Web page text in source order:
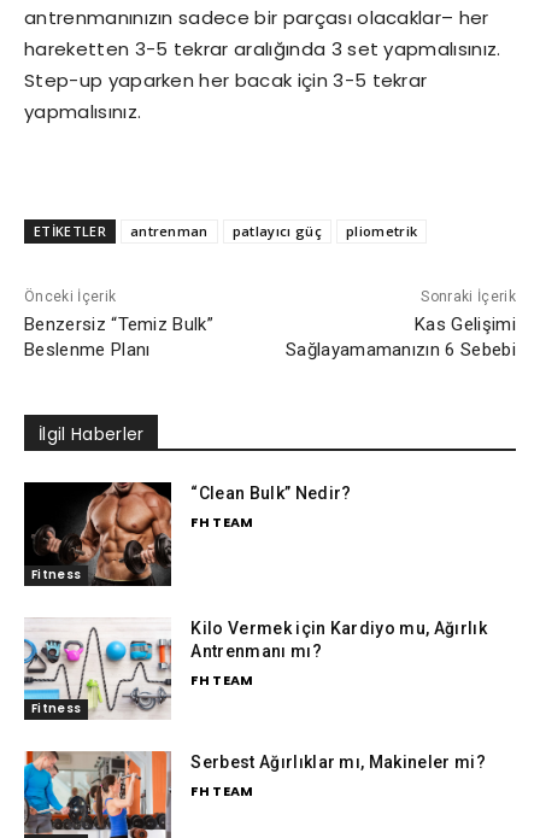
antrenmanınızın sadece bir parçası olacaklar– her
hareketten 3-5 tekrar aralığında 3 set yapmalısınız.
Step-up yaparken her bacak için 3-5 tekrar
yapmalısınız.
ETİKETLER antrenman patlayıcı güç pliometrik
Önceki İçerik
Benzersiz “Temiz Bulk”
Beslenme Planı
Sonraki İçerik
Kas Gelişimi
Sağlayamamanızın 6 Sebebi
İlgil Haberler
Fitness
“Clean Bulk” Nedir?
FH TEAM
Fitness
Kilo Vermek için Kardiyo mu, Ağırlık
Antrenmanı mı?
FH TEAM
Serbest Ağırlıklar mı, Makineler mi?
FH TEAM